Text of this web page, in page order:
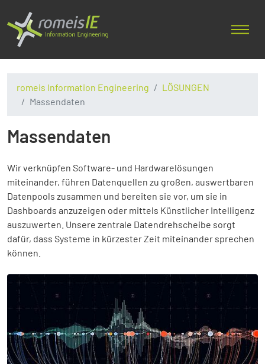
romeis Information Engineering
LÖSUNGEN
Massendaten
Massendaten
Wir verknüpfen Software- und Hardwarelösungen
miteinander, führen Datenquellen zu großen, auswertbaren
Datenpools zusammen und bereiten sie vor, um sie in
Dashboards anzuzeigen oder mittels Künstlicher Intelligenz
auszuwerten. Unsere zentrale Datendrehscheibe sorgt
dafür, dass Systeme in kürzester Zeit miteinander sprechen
können.